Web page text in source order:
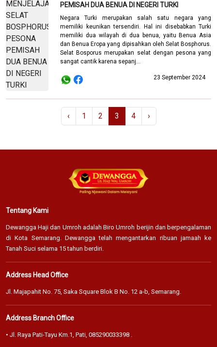
PEMISAH DUA BENUA DI NEGERI TURKI
Negara Turki merupakan salah satu negara yang
memiliki keunikan tersendiri. Hal ini disebabkan Turki
memiliki dua wilayah di dua benua, yaitu Benua Asia
dan Benua Eropa yang dipisahkan oleh Selat Bosphorus.
Selat Bosporus merupakan selat dengan pesona yang
sangat cantik karena sepanj...
23 September 2024
‹ 1 2 3 4 ›
Tentang Kami
Dewangga Haji dan Umroh adalah Biro Umroh berijin dan berpengalaman
di Kota Semarang. Dewangga telah mengantarkan ribuan jamaah ke
Tanah Suci selama 15 tahun berdiri.
Address Head Office
Jl. Majapahit No. 75, Saka Square Blok B No. 12 a-b, Semarang.
Address Branch Office
• Jl. Raya Pati-Tayu Km.1, Pati, 085290033398